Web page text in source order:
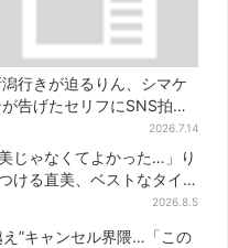
潟行きが迫るりん、シマケ
が告げたセリフにSNS拍子
け「違う、そうじゃない」
2026.7.14
じゃなくてよかった…」り
ける直美、ベストなタイ
2026.8.5
え”キャンセル界隈…「この